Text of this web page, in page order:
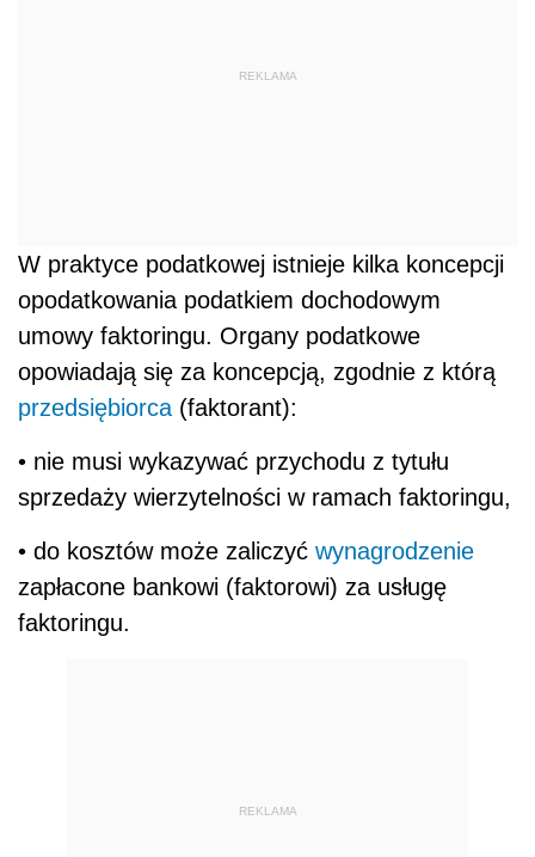
REKLAMA
W praktyce podatkowej istnieje kilka koncepcji
opodatkowania podatkiem dochodowym
umowy faktoringu. Organy podatkowe
opowiadają się za koncepcją, zgodnie z którą
przedsiębiorca(faktorant):
• nie musi wykazywać przychodu z tytułu
sprzedaży wierzytelności w ramach faktoringu,
• do kosztów może zaliczyć wynagrodzenie
zapłacone bankowi (faktorowi) za usługę
faktoringu.
REKLAMA